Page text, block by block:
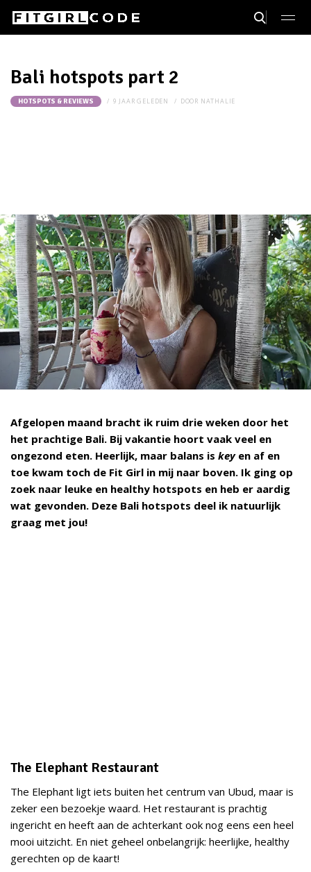
Bali hotspots part 2
HOTSPOTS & REVIEWS 9 JAAR GELEDEN DOOR NATHALIE
Afgelopen maand bracht ik ruim drie weken door het
het prachtige Bali. Bij vakantie hoort vaak veel en
ongezond eten. Heerlijk, maar balans is keyen af en
toe kwam toch de Fit Girl in mij naar boven. Ik ging op
zoek naar leuke en healthy hotspots en heb er aardig
wat gevonden. Deze Bali hotspots deel ik natuurlijk
graag met jou!
The Elephant Restaurant
The Elephant ligt iets buiten het centrum van Ubud, maar is
zeker een bezoekje waard. Het restaurant is prachtig
ingericht en heeft aan de achterkant ook nog eens een heel
mooi uitzicht. En niet geheel onbelangrijk: heerlijke, healthy
gerechten op de kaart!